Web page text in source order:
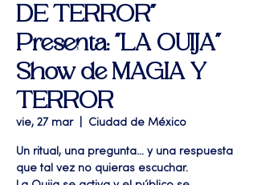
DE TERROR"
Presenta: "LA OUIJA"
Show de MAGIA Y
TERROR
vie, 27 mar
  |
Ciudad de México
Un ritual, una pregunta… y una respuesta
que tal vez no quieras escuchar.